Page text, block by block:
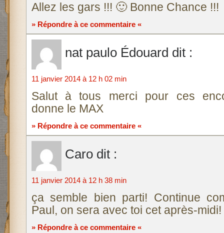
Allez les gars !!! 🙂 Bonne Chance !!!
» Répondre à ce commentaire «
nat paulo Édouard dit :
11 janvier 2014 à 12 h 02 min
Salut à tous merci pour ces
donne le MAX
» Répondre à ce commentaire «
Caro dit :
11 janvier 2014 à 12 h 38 min
ça semble bien parti! Continue
Paul, on sera avec toi cet après-
» Répondre à ce commentaire «